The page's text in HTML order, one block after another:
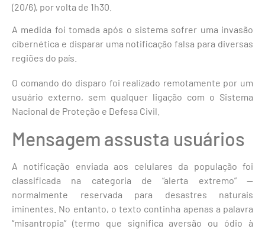
(20/6), por volta de 1h30.
A medida foi tomada após o sistema sofrer uma invasão
cibernética e disparar uma notificação falsa para diversas
regiões do país.
O comando do disparo foi realizado remotamente por um
usuário externo, sem qualquer ligação com o Sistema
Nacional de Proteção e Defesa Civil.
Mensagem assusta usuários
A notificação enviada aos celulares da população foi
classificada na categoria de “alerta extremo” —
normalmente reservada para desastres naturais
iminentes. No entanto, o texto continha apenas a palavra
“misantropia” (termo que significa aversão ou ódio à